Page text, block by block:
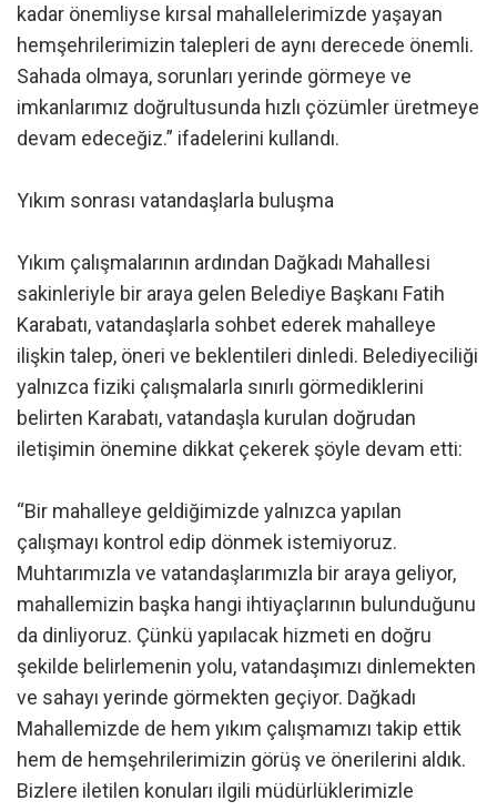
kadar önemliyse kırsal mahallelerimizde yaşayan
hemşehrilerimizin talepleri de aynı derecede önemli.
Sahada olmaya, sorunları yerinde görmeye ve
imkanlarımız doğrultusunda hızlı çözümler üretmeye
devam edeceğiz.” ifadelerini kullandı.
Yıkım sonrası vatandaşlarla buluşma
Yıkım çalışmalarının ardından Dağkadı Mahallesi
sakinleriyle bir araya gelen Belediye Başkanı Fatih
Karabatı, vatandaşlarla sohbet ederek mahalleye
ilişkin talep, öneri ve beklentileri dinledi. Belediyeciliği
yalnızca fiziki çalışmalarla sınırlı görmediklerini
belirten Karabatı, vatandaşla kurulan doğrudan
iletişimin önemine dikkat çekerek şöyle devam etti:
“Bir mahalleye geldiğimizde yalnızca yapılan
çalışmayı kontrol edip dönmek istemiyoruz.
Muhtarımızla ve vatandaşlarımızla bir araya geliyor,
mahallemizin başka hangi ihtiyaçlarının bulunduğunu
da dinliyoruz. Çünkü yapılacak hizmeti en doğru
şekilde belirlemenin yolu, vatandaşımızı dinlemekten
ve sahayı yerinde görmekten geçiyor. Dağkadı
Mahallemizde de hem yıkım çalışmamızı takip ettik
hem de hemşehrilerimizin görüş ve önerilerini aldık.
Bizlere iletilen konuları ilgili müdürlüklerimizle